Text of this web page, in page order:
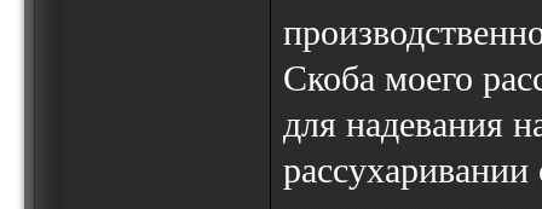
Скоба моего
для надевания
рассухаривании